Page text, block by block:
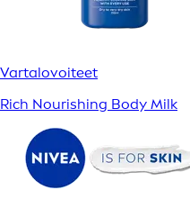
Vartalovoiteet
Rich Nourishing Body Milk